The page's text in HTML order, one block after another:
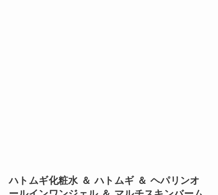
ハトムギ化粧水 ＆ ハトムギ ＆ ヘパリンオ